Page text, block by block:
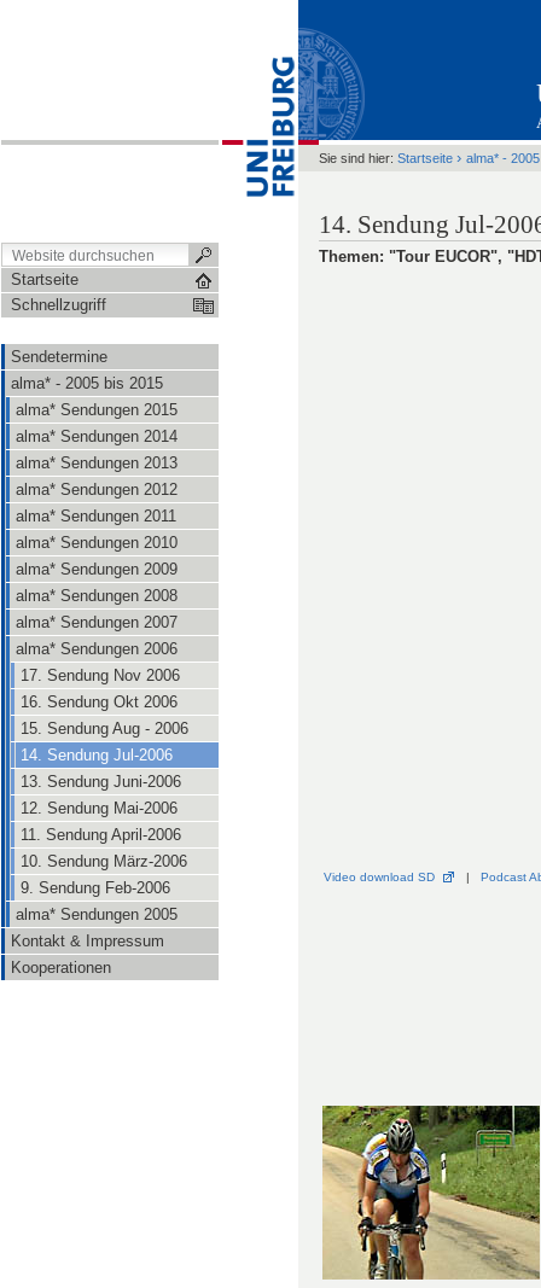
Startseite
Schnellzugriff
Sendetermine
alma* - 2005 bis 2015
alma* Sendungen 2015
alma* Sendungen 2014
alma* Sendungen 2013
alma* Sendungen 2012
alma* Sendungen 2011
alma* Sendungen 2010
alma* Sendungen 2009
alma* Sendungen 2008
alma* Sendungen 2007
alma* Sendungen 2006
17. Sendung Nov 2006
16. Sendung Okt 2006
15. Sendung Aug - 2006
14. Sendung Jul-2006
13. Sendung Juni-2006
12. Sendung Mai-2006
11. Sendung April-2006
10. Sendung März-2006
9. Sendung Feb-2006
alma* Sendungen 2005
Kontakt & Impressum
Kooperationen
Sie sind hier: Startseite › alma* -
14. Sendung Jul-
Themen: "Tour EUCOR",
Video download SD | Podcast